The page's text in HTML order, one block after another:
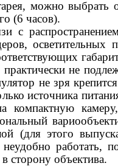
можно выбрать
(6 часов).
с
осветительных
практически не
не зря
источника
компактную
(для этого
работать,
сторону объектива.